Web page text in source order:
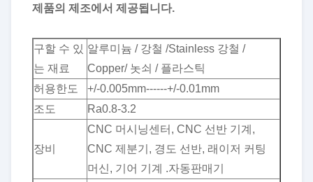
제품의 제조에서 제공됩니다.
구할 수 있
는 재료
알루미늄 / 강철 /Stainless 강철 /
Copper/ 놋쇠 / 플라스틱
허용한도
+/-0.005mm------+/-0.01mm
조도
Ra0.8-3.2
장비
CNC 머시닝센터, CNC 선반 기계,
CNC 제분기, 경도 선반, 래이저 커팅
머신, 기어 기계 .자동판매기